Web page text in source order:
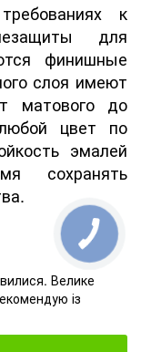
к
для
финишные
слоя имеют
матового до
цвет по
эмалей
сохранять
Велике
із